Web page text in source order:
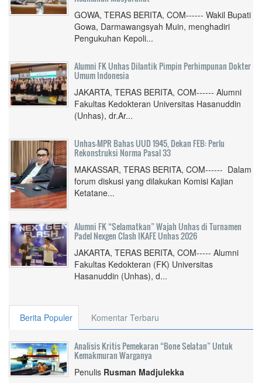
GOWA, TERAS BERITA, COM------ Wakil Bupati
Gowa, Darmawangsyah Muin, menghadiri
Pengukuhan Kepoli...
Alumni FK Unhas Dilantik Pimpin Perhimpunan Dokter
Umum Indonesia
JAKARTA, TERAS BERITA, COM------ Alumni
Fakultas Kedokteran Universitas Hasanuddin
(Unhas), dr.Ar...
Unhas-MPR Bahas UUD 1945, Dekan FEB: Perlu
Rekonstruksi Norma Pasal 33
MAKASSAR, TERAS BERITA, COM------ Dalam
forum diskusi yang dilakukan Komisi Kajian
Ketatane...
Alumni FK “Selamatkan” Wajah Unhas di Turnamen
Padel Nexgen Clash IKAFE Unhas 2026
JAKARTA, TERAS BERITA, COM----- Alumni
Fakultas Kedokteran (FK) Universitas
Hasanuddin (Unhas), d...
Berita Populer Komentar Terbaru
Analisis Kritis Pemekaran “Bone Selatan” Untuk
Kemakmuran Warganya
Penulis Rusman Madjulekka